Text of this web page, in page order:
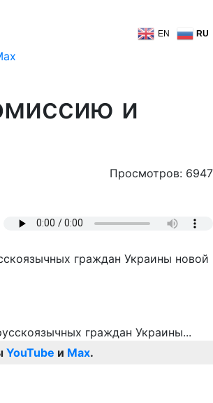
EN RU
и
Просмотров: 6947
граждан Украины новой
YouTube и Max.